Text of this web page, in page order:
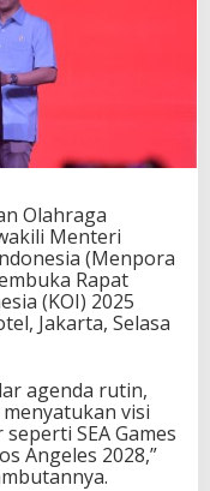
Olahraga
Menteri
(Menpora
Rapat
(KOI) 2025
Jakarta, Selasa
agenda rutin,
visi
SEA Games
Angeles 2028,”